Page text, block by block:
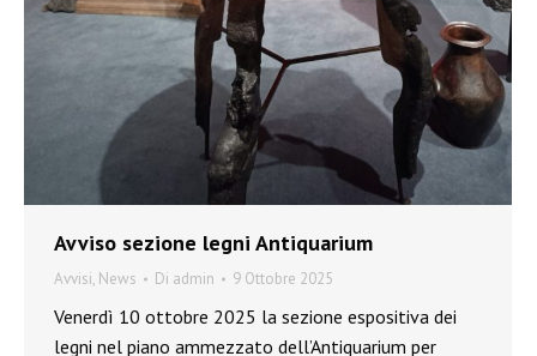
Avviso sezione legni Antiquarium
Avvisi, News Di admin 9 Ottobre 2025
Venerdì 10 ottobre 2025 la sezione espositiva dei
legni nel piano ammezzato dell’Antiquarium per